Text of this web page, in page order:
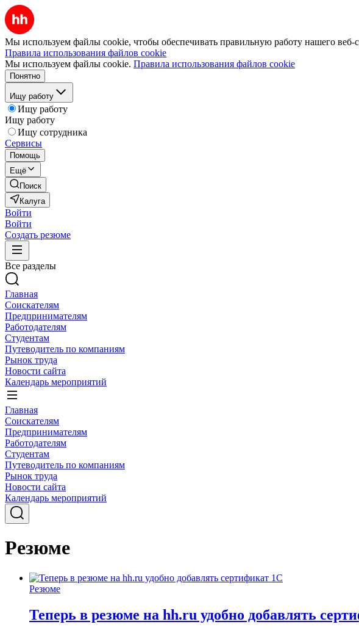
Мы используем файлы cookie, чтобы обеспечивать правильную работу нашего веб-
Правила использования файлов cookie
Мы используем файлы cookie. Правила использования файлов cookie
Понятно
Ищу работу
Ищу работу
Ищу работу
Ищу сотрудника
Сервисы
Помощь
Ещё
Поиск
Калуга
Войти
Войти
Создать резюме
Все разделы
Главная
Соискателям
Предпринимателям
Работодателям
Студентам
Путеводитель по компаниям
Рынок труда
Новости сайта
Календарь мероприятий
Главная
Соискателям
Предпринимателям
Работодателям
Студентам
Путеводитель по компаниям
Рынок труда
Новости сайта
Календарь мероприятий
Резюме
Резюме
Теперь в резюме на hh.ru удобно добавлять